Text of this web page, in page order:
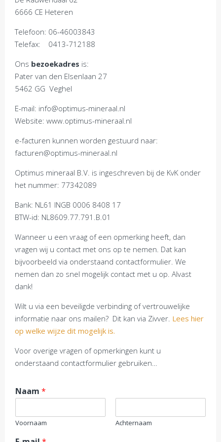
6666 CE Heteren
Telefoon: 06-46003843
Telefax: 0413-712188
Ons bezoekadres is:
Pater van den Elsenlaan 27
5462 GG Veghel
E-mail: info@optimus-mineraal.nl
Website: www.optimus-mineraal.nl
e-facturen kunnen worden gestuurd naar:
facturen@optimus-mineraal.nl
Optimus mineraal B.V. is ingeschreven bij de KvK onder
het nummer: 77342089
Bank: NL61 INGB 0006 8408 17
BTW-id: NL8609.77.791.B.01
Wanneer u een vraag of een opmerking heeft, dan
vragen wij u contact met ons op te nemen. Dat kan
bijvoorbeeld via onderstaand contactformulier. We
nemen dan zo snel mogelijk contact met u op. Alvast
dank!
Wilt u via een beveiligde verbinding of vertrouwelijke
informatie naar ons mailen? Dit kan via Zivver. Lees hier
op welke wijze dit mogelijk is.
Voor overige vragen of opmerkingen kunt u
onderstaand contactformulier gebruiken…
Naam *
Voornaam Achternaam